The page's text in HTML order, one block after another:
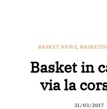
BASKET NEWS,
Basket in
via la
31/03/2017